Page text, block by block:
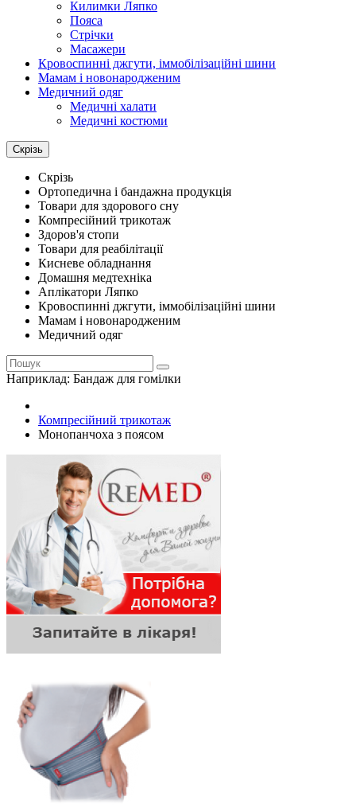
Килимки Ляпко
Пояса
Стрічки
Масажери
Кровоспинні джгути, іммобілізаційні шини
Мамам і новонародженим
Медичний одяг
Медичні халати
Медичні костюми
Скрізь
Скрізь
Ортопедична і бандажна продукція
Товари для здорового сну
Компресійний трикотаж
Здоров'я стопи
Товари для реабілітації
Кисневе обладнання
Домашня медтехніка
Аплікатори Ляпко
Кровоспинні джгути, іммобілізаційні шини
Мамам і новонародженим
Медичний одяг
Наприклад: Бандаж для гомілки
Компресійний трикотаж
Монопанчоха з поясом